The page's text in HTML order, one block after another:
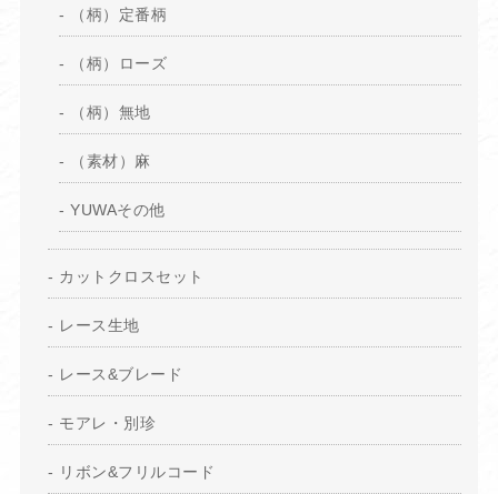
（柄）定番柄
（柄）ローズ
（柄）無地
（素材）麻
YUWAその他
カットクロスセット
レース生地
レース&ブレード
モアレ・別珍
リボン&フリルコード